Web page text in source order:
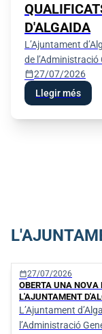
D'ALGAIDA
L’Ajuntament
de l’Administració
Persones Joves
calendar_today27/07/2026
Llegir més
calendar_today27/07/2026
OBERTA UNA
L'AJUNTAMENT
L’Ajuntament
l’Administració